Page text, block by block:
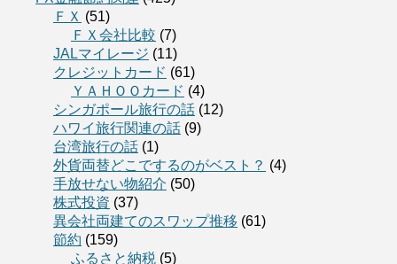
ＦＸ (51)
ＦＸ会社比較 (7)
JALマイレージ (11)
クレジットカード (61)
ＹＡＨＯＯカード (4)
シンガポール旅行の話 (12)
ハワイ旅行関連の話 (9)
台湾旅行の話 (1)
外貨両替どこでするのがベスト？ (4)
手放せない物紹介 (50)
株式投資 (37)
異会社両建てのスワップ推移 (61)
節約 (159)
ふるさと納税 (5)